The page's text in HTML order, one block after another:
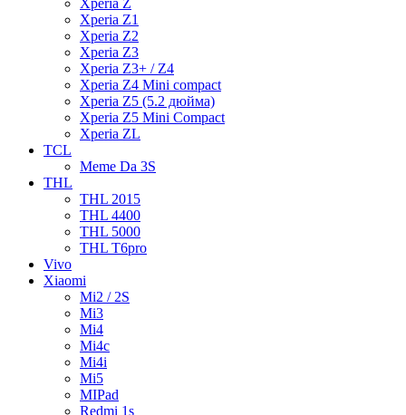
Xperia Z
Xperia Z1
Xperia Z2
Xperia Z3
Xperia Z3+ / Z4
Xperia Z4 Mini compact
Xperia Z5 (5.2 дюйма)
Xperia Z5 Mini Compact
Xperia ZL
TCL
Meme Da 3S
THL
THL 2015
THL 4400
THL 5000
THL T6pro
Vivo
Xiaomi
Mi2 / 2S
Mi3
Mi4
Mi4c
Mi4i
Mi5
MIPad
Redmi 1s